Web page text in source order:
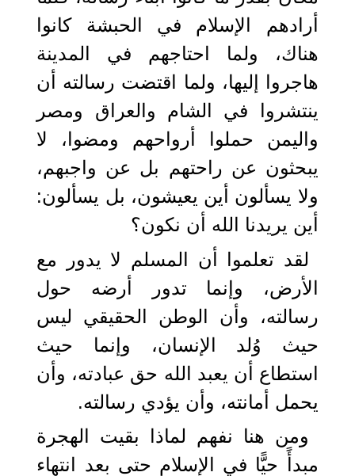
أرادهم الإسلام في الحبشة كانوا
هناك، ولما احتاجهم في المدينة
هاجروا إليها، ولما اقتضت رسالته أن
ينتشروا في الشام والعراق ومصر
واليمن حملوا أرواحهم ومضوا، لا
يبحثون عن راحتهم بل عن واجبهم،
ولا يسألون أين يعيشون، بل يسألون:
أين يريدنا الله أن نكون؟
لقد تعلموا أن المسلم لا يدور مع
الأرض، وإنما تدور أرضه حول
رسالته، وأن الوطن الحقيقي ليس
حيث وُلد الإنسان، وإنما حيث
استطاع أن يعبد الله حق عبادته، وأن
يحمل أمانته، وأن يؤدي رسالته.
ومن هنا نفهم لماذا بقيت الهجرة
مبدأً حيًّا في الإسلام حتى بعد انتهاء